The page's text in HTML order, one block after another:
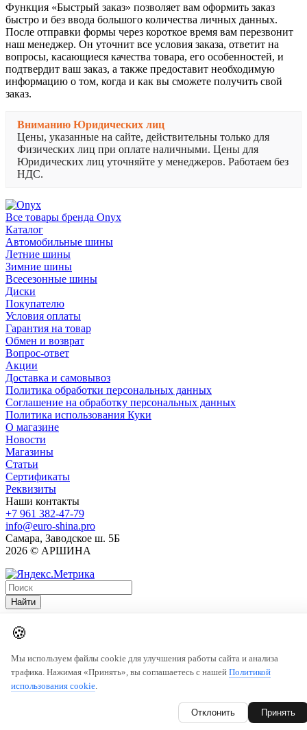
Функция «Быстрый заказ» позволяет вам оформить заказ
быстро и без ввода большого количества личных данных.
После отправки формы через короткое время вам перезвонит
наш менеджер. Он уточнит все условия заказа, ответит на
вопросы, касающиеся качества товара, его особенностей, и
подтвердит ваш заказ, а также предоставит необходимую
информацию о том, когда и как вы сможете получить свой
заказ.
Вниманию Юридических лиц
Цены, указанные на сайте, действительны только для
Физических лиц при оплате наличными. Цены для
Юридических лиц уточняйте у менеджеров. Работаем без
НДС.
Все товары бренда Onyx
Каталог
Автомобильные шины
Летние шины
Зимние шины
Всесезонные шины
Диски
Покупателю
Условия оплаты
Гарантия на товар
Обмен и возврат
Вопрос-ответ
Акции
Доставка и самовывоз
Политика обработки персональных данных
Соглашение на обработку персональных данных
Политика использования Куки
О магазине
Новости
Магазины
Статьи
Сертификаты
Реквизиты
Наши контакты
+7 961 382-47-79
info@euro-shina.pro
Самара, Заводское ш. 5Б
2026 © АРШИНА
Найти
🍪
Мы используем файлы cookie для улучшения работы сайта и анализа
трафика. Нажимая «Принять», вы соглашаетесь с нашей Политикой
использования cookie.
Отклонить Принять